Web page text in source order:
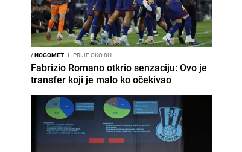
/NOGOMET I PRIJE OKO 8H
Fabrizio Romano otkrio senzaciju: Ovo je
transfer koji je malo ko očekivao